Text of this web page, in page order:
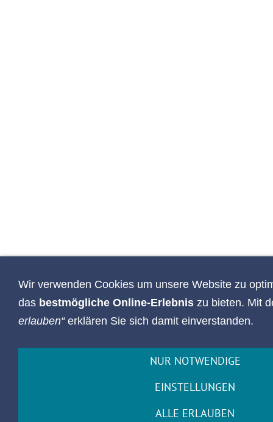
Wir verwenden Cookies um unsere Website zu
das bestmögliche Online-Erlebnis zu bieten. Mit
erlauben“erklären Sie sich damit einverstanden.
NUR NOTWENDIGE
EINSTELLUNGEN
ALLE ERLAUBEN